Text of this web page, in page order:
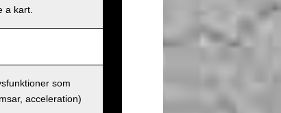
a kart.
som
acceleration)